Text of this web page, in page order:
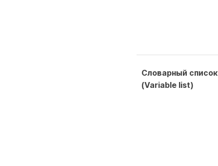
Словарный список
(Variable list)